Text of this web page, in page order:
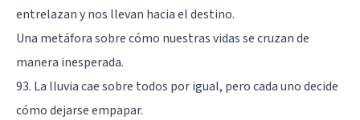
entrelazan y nos llevan hacia el destino.
Una metáfora sobre cómo nuestras vidas se cruzan de
manera inesperada.
93. La lluvia cae sobre todos por igual, pero cada uno decide
cómo dejarse empapar.